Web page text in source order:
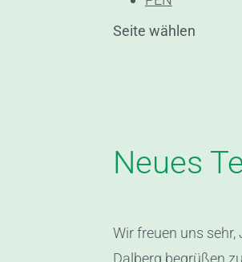
Seite wählen
Neues
Wir freuen uns